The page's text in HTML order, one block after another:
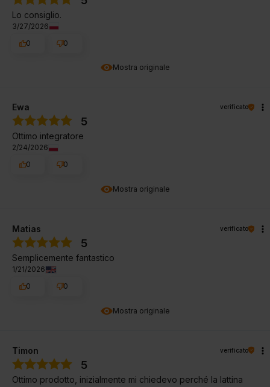
Mostra originale
Lo consiglio.
3/27/2026
0
0
Mostra originale
Ewa verificato
5
Ottimo integratore
2/24/2026
0
0
Mostra originale
Matias verificato
5
Semplicemente fantastico
1/21/2026
0
0
Timon verificato
5
Ottimo prodotto, inizialmente mi chiedevo perché la lattina